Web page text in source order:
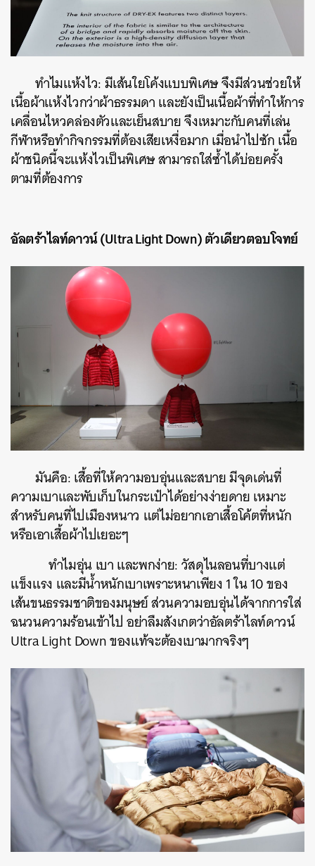
ทำไมแห้งไว: มีเส้นใยโค้งแบบพิเศษ จึงมีส่วนช่วยให้
เนื้อผ้าแห้งไวกว่าผ้าธรรมดา และยังเป็นเนื้อผ้าที่ทำให้การ
เคลื่อนไหวคล่องตัวและเย็นสบาย จึงเหมาะกับคนที่เล่น
กีฬาหรือทำกิจกรรมที่ต้องเสียเหงื่อมาก เมื่อนำไปซัก เนื้อ
ผ้าชนิดนี้จะแห้งไวเป็นพิเศษ สามารถใส่ซ้ำได้บ่อยครั้ง
ตามที่ต้องการ
อัลตร้าไลท์ดาวน์ (Ultra Light Down) ตัวเดียวตอบโจทย์
มันคือ: เสื้อที่ให้ความอบอุ่นและสบาย มีจุดเด่นที่
ความเบาและพับเก็บในกระเป๋าได้อย่างง่ายดาย เหมาะ
สำหรับคนที่ไปเมืองหนาว แต่ไม่อยากเอาเสื้อโค้ตที่หนัก
หรือเอาเสื้อผ้าไปเยอะๆ
ทำไมอุ่น เบา และพกง่าย: วัสดุไนลอนที่บางแต่
แข็งแรง และมีน้ำหนักเบาเพราะหนาเพียง 1 ใน 10 ของ
เส้นขนธรรมชาติของมนุษย์ ส่วนความอบอุ่นได้จากการใส่
ฉนวนความร้อนเข้าไป อย่าลืมสังเกตว่าอัลตร้าไลท์ดาวน์
Ultra Light Down ของแท้จะต้องเบามากจริงๆ